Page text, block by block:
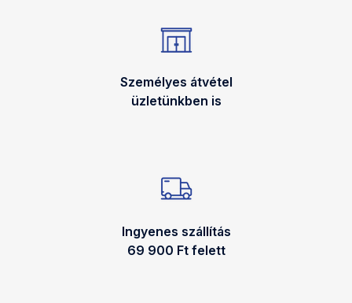
Személyes átvétel
üzletünkben is
Ingyenes szállítás
69 900 Ft felett